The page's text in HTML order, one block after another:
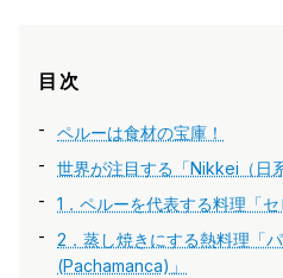
目次
ペルーは食材の宝庫！
世界が注目する「Nikkei（日
1．ペルーを代表する料理「
2．蒸し焼きにする熱料理「
(Pachamanca)」